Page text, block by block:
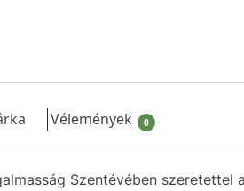
Vélemények 0
Szentévében szeretettel